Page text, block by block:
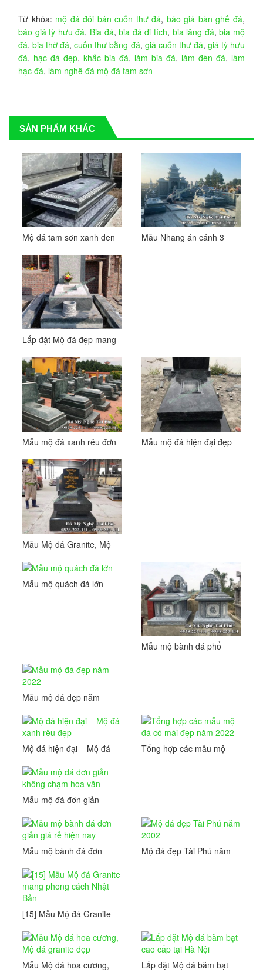
Từ khóa: mộ đá đôi bán cuốn thư đá, báo giá bàn ghế đá,
báo giá tỳ hưu đá, Bia đá,bia đá di tích, bia lăng đá,bia mộ
đá,bia thờ đá,cuốn thư bằng đá, giá cuốn thư đá, giá tỳ hưu
đá, hạc đá đẹp, khắc bia đá, làm bia đá, làm đèn đá, làm
hạc đá, làm nghê đá mộ đá tam sơn
SẢN PHẨM KHÁC
Mộ đá tam sơn xanh đen
Mẫu Nhang án cánh 3
Lắp đặt Mộ đá đẹp mang
Hà Nội
Mẫu mộ đá xanh rêu đơn
Mẫu mộ đá hiện đại đẹp
Mẫu Mộ đá Granite, Mộ
Mẫu mộ quách đá lớn
Mẫu mộ bành đá phổ
Mẫu mộ đá đẹp năm
Mộ đá hiện đại – Mộ đá
Tổng hợp các mẫu mộ
Mẫu mộ đá đơn giản
Mẫu mộ bành đá đơn
Mộ đá đẹp Tài Phú năm
[15] Mẫu Mộ đá Granite
Bản
Mẫu Mộ đá hoa cương,
Lắp đặt Mộ đá băm bạt